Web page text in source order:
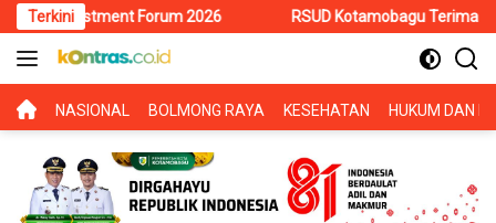
Langsung
ke
konten
Terkini Forum 2026 RSUD Kotamobagu Terima Siswa
BERANDA
NASIONAL BOLMONG RAYA KESEHATAN HUKUM DAN